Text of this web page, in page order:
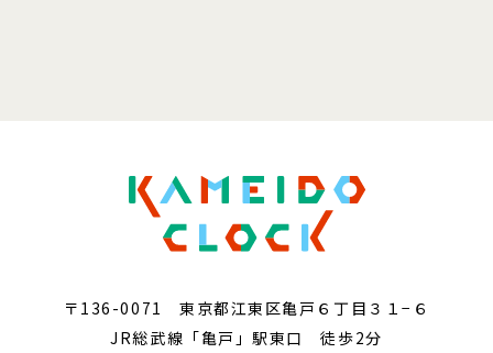
〒136-0071 東京都江東区亀戸６丁目３１−６
JR総武線「亀戸」駅東口 徒歩2分